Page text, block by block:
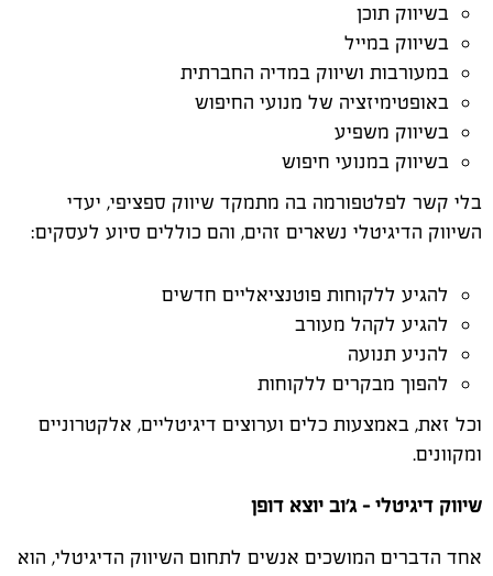
בשיווק תוכן
בשיווק במייל
במעורבות ושיווק במדיה החברתית
באופטימיזציה של מנועי החיפוש
בשיווק משפיע
בשיווק במנועי חיפוש
בלי קשר לפלטפורמה בה מתמקד שיווק ספציפי, יעדי
השיווק הדיגיטלי נשארים זהים, והם כוללים סיוע לעסקים:
להגיע ללקוחות פוטנציאליים חדשים
להגיע לקהל מעורב
להניע תנועה
להפוך מבקרים ללקוחות
וכל זאת, באמצעות כלים וערוצים דיגיטליים, אלקטרוניים
ומקוונים.
שיווק דיגיטלי – ג׳וב יוצא דופן
אחד הדברים המושכים אנשים לתחום השיווק הדיגיטלי, הוא